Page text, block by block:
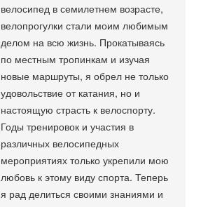
велосипед в семилетнем возрасте,
велопрогулки стали моим любимым
делом на всю жизнь. Прокатываясь
по местным тропинкам и изучая
новые маршруты, я обрел не только
удовольствие от катания, но и
настоящую страсть к велоспорту.
Годы тренировок и участия в
различных велосипедных
мероприятиях только укрепили мою
любовь к этому виду спорта. Теперь
я рад делиться своими знаниями и